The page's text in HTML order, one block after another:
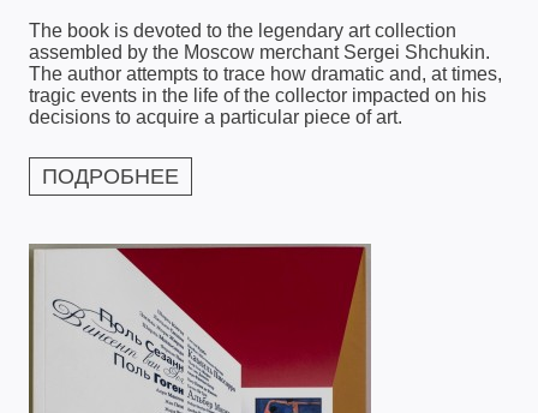
The book is devoted to the legendary art collection
assembled by the Moscow merchant Sergei Shchukin.
The author attempts to trace how dramatic and, at times,
tragic events in the life of the collector impacted on his
decisions to acquire a particular piece of art.
ПОДРОБНЕЕ